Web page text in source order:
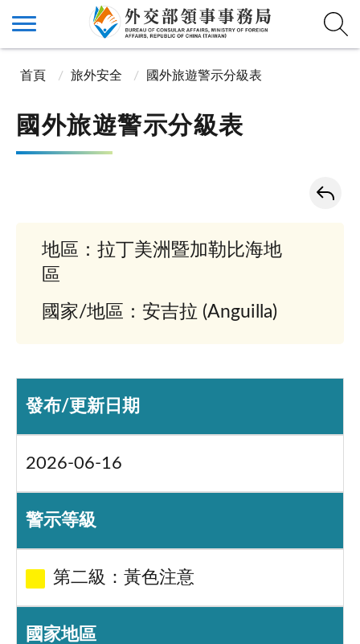
首頁 旅外安全 國外旅遊警示分級表
國外旅遊警示分級表
地區：拉丁美洲暨加勒比海地
區
國家/地區：安吉拉 (Anguilla)
發布/更新日期
2026-06-16
警示等級
第二級：黃色注意
國家地區